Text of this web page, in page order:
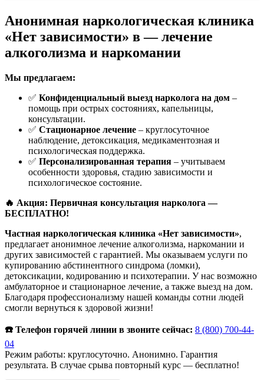
Анонимная наркологическая клиника
«Нет зависимости» в — лечение
алкоголизма и наркомании
Мы предлагаем:
✅ Конфиденциальный выезд нарколога на дом –
помощь при острых состояниях, капельницы,
консультации.
✅ Стационарное лечение – круглосуточное
наблюдение, детоксикация, медикаментозная и
психологическая поддержка.
✅ Персонализированная терапия – учитываем
особенности здоровья, стадию зависимости и
психологическое состояние.
🔥 Акция: Первичная консультация нарколога —
БЕСПЛАТНО!
Частная наркологическая клиника «Нет зависимости»,
предлагает анонимное лечение алкоголизма, наркомании и
других зависимостей с гарантией. Мы оказываем услуги по
купированию абстинентного синдрома (ломки),
детоксикации, кодированию и психотерапии. У нас возможно
амбулаторное и стационарное лечение, а также выезд на дом.
Благодаря профессионализму нашей команды сотни людей
смогли вернуться к здоровой жизни!
☎️ Телефон горячей линии в звоните сейчас: 8 (800) 700-44-
04
Режим работы: круглосуточно. Анонимно. Гарантия
результата. В случае срыва повторный курс — бесплатно!